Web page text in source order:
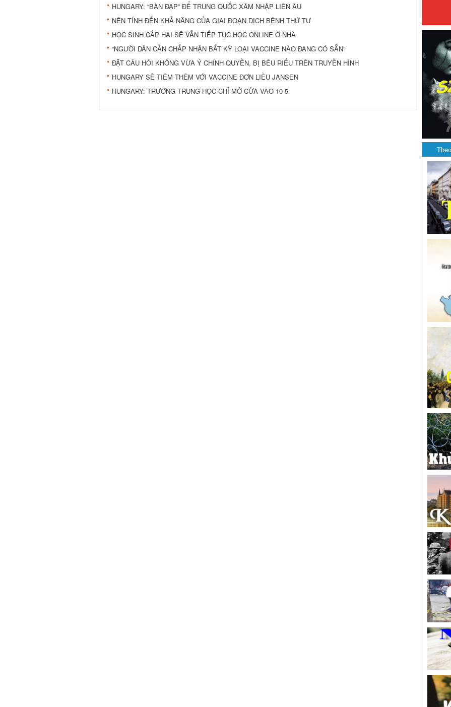
HUNGARY: “BÀN ĐẠP” ĐỂ TRUNG QUỐC XÂM NHẬP LIÊN ÂU
NÊN TÍNH ĐẾN KHẢ NĂNG CỦA GIAI ĐOẠN DỊCH BỆNH THỨ TƯ
HỌC SINH CẤP HAI SẼ VẪN TIẾP TỤC HỌC ONLINE Ở NHÀ
“NGƯỜI DÂN CẦN CHẤP NHẬN BẤT KỲ LOẠI VACCINE NÀO ĐANG CÓ SẴN”
ĐẶT CÂU HỎI KHÔNG VỪA Ý CHÍNH QUYỀN, BỊ BÊU RIẾU TRÊN TRUYỀN HÌNH
HUNGARY SẼ TIÊM THÊM VỚI VACCINE ĐƠN LIỀU JANSEN
HUNGARY: TRƯỜNG TRUNG HỌC CHỈ MỞ CỬA VÀO 10-5